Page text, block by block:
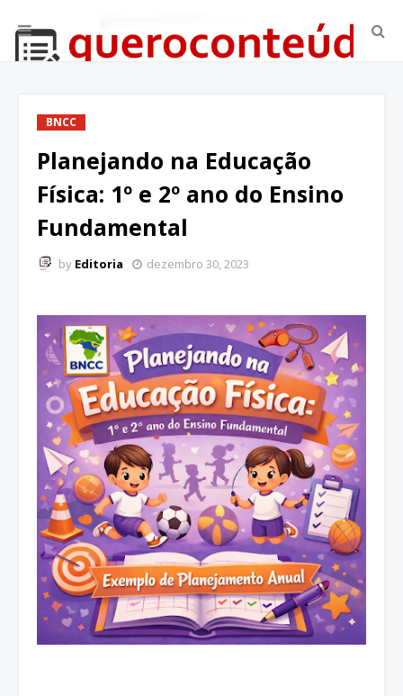
BNCC
Planejando na Educação
Física: 1º e 2º ano do Ensino
Fundamental
by Editoria dezembro 30, 2023